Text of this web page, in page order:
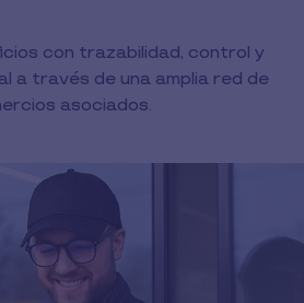
con trazabilidad, control y
a través de una amplia red de
asociados.